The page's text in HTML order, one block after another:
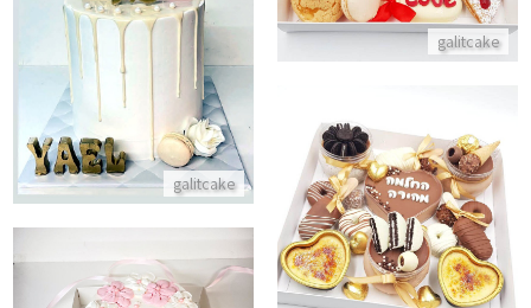
galitcake
galitcake
בת מצווה עוגת יום הולדת
התקשר/י
עידוד לבידוד מארז החלמה מהירה
התקשר/י